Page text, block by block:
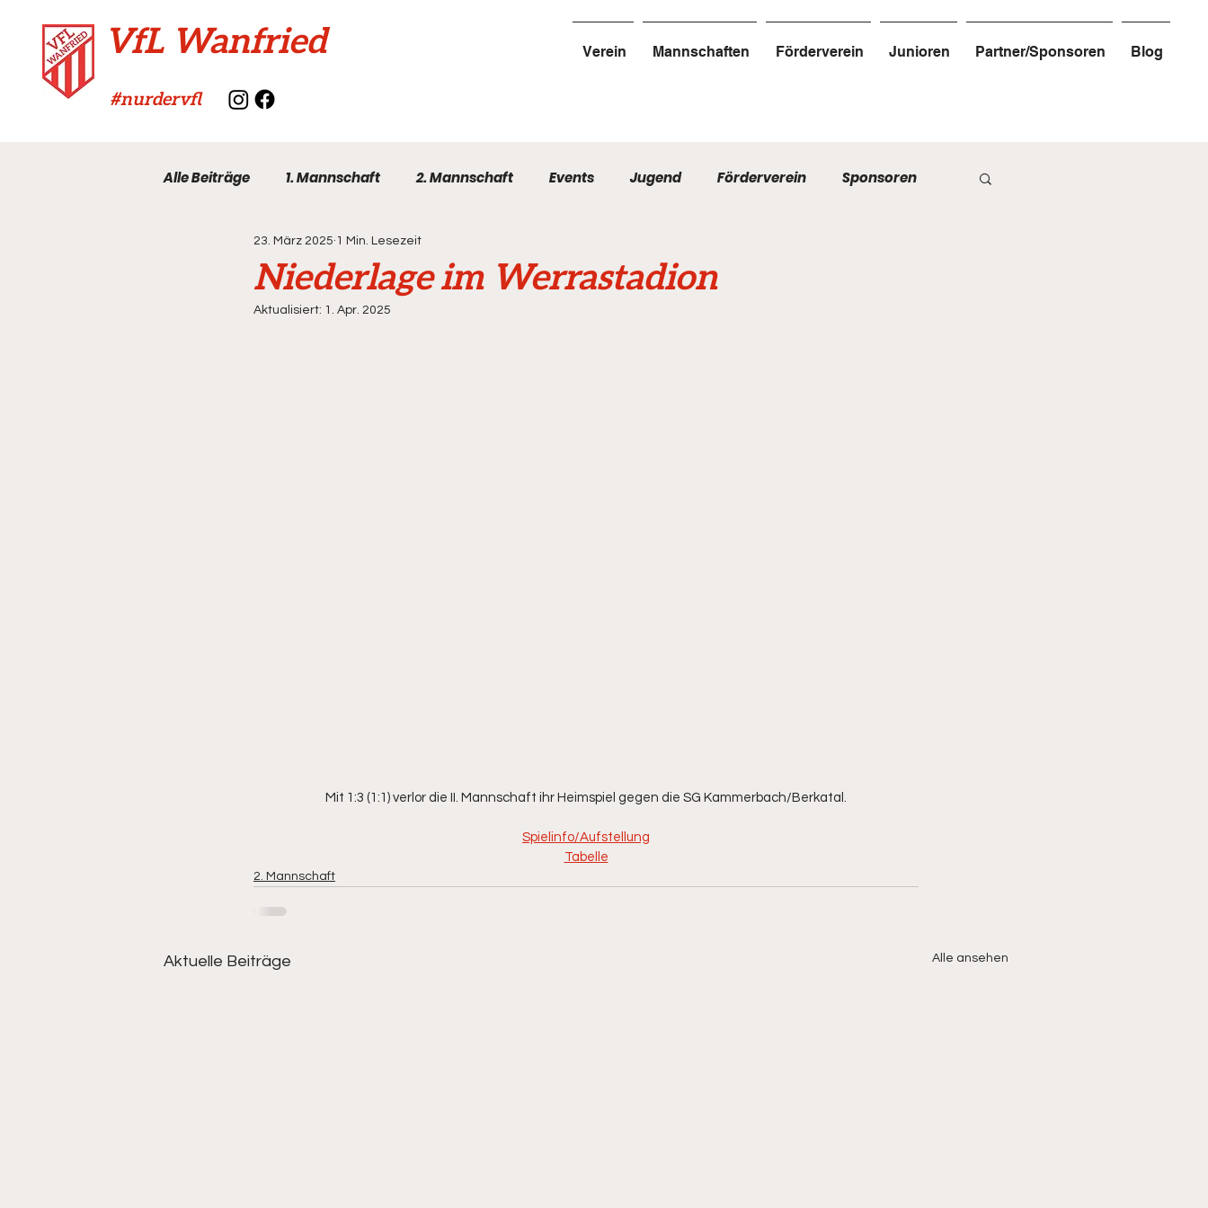
VfL Wanfried
#nurdervfl
Verein Mannschaften Förderverein Junioren Partner/Sponsoren Blog
Alle Beiträge 1. Mannschaft 2. Mannschaft Events Jugend Förderverein Sponsoren
VfL-Archiv
Niederlage im Werrastadion
23. März 2025 1 Min. Lesezeit
Aktualisiert: 1. Apr. 2025
Mit 1:3 (1:1) verlor die II. Mannschaft ihr Heimspiel gegen die SG Kammerbach/Berkatal.
Spielinfo/Aufstellung
Tabelle
2. Mannschaft
Aktuelle Beiträge Alle ansehen